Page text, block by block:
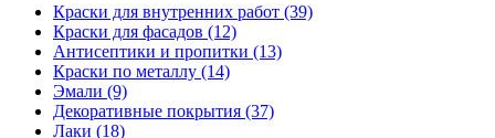
Краски для внутренних работ (39)
Краски для фасадов (12)
Антисептики и пропитки (13)
Краски по металлу (14)
Эмали (9)
Декоративные покрытия (37)
Лаки (18)